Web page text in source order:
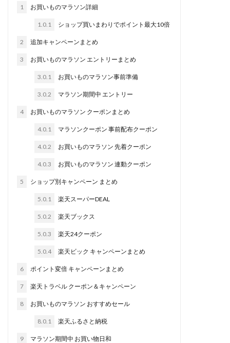
1 お買いものマラソン詳細
1.0.1 ショップ買いまわりでポイント最大10倍
2 追加キャンペーンまとめ
3 お買いものマラソン エントリーまとめ
3.0.1 お買いものマラソン事前準備
3.0.2 マラソン期間中 エントリー
4 お買いものマラソン クーポンまとめ
4.0.1 マラソンクーポン 事前配布クーポン
4.0.2 お買いものマラソン 先着クーポン
4.0.3 お買いものマラソン 連動クーポン
5 ショップ別キャンペーン まとめ
5.0.1 楽天スーパーDEAL
5.0.2 楽天ブックス
5.0.3 楽天24クーポン
5.0.4 楽天ビック キャンペーンまとめ
6 ポイント変倍 キャンペーンまとめ
7 楽天トラベル クーポン＆キャンペーン
8 お買いものマラソン おすすめセール
8.0.1 楽天ふるさと納税
9 マラソン期間中 お買い物日和